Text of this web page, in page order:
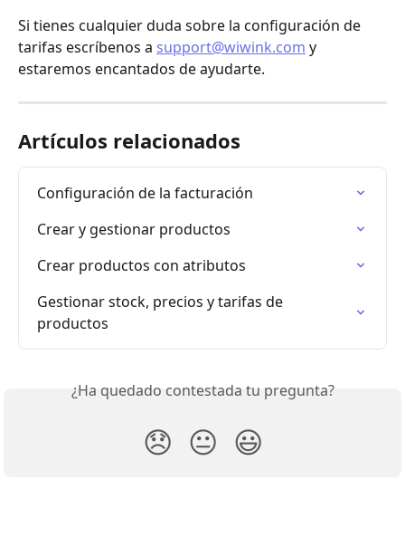
Si tienes cualquier duda sobre la configuración de
tarifas escríbenos a support@wiwink.com y
estaremos encantados de ayudarte.
Artículos relacionados
Configuración de la facturación
Crear y gestionar productos
Crear productos con atributos
Gestionar stock, precios y tarifas de
productos
¿Ha quedado contestada tu pregunta?
😞 😐 😃